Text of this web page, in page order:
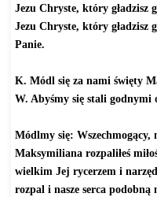
Jezu Chryste, który gładzisz
Jezu Chryste, który gładzisz
Panie.
K. Módl się za nami święty
W. Abyśmy się stali godnymi
Módlmy się: Wszechmogący,
Maksymiliana rozpaliłeś
wielkim Jej rycerzem i
rozpal i nasze serca podobną